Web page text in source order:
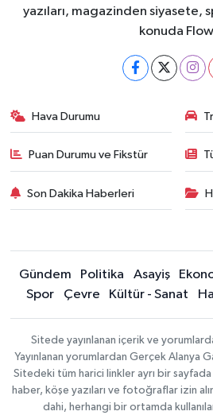
yazıları, magazinden siyasete,
konuda
Hava Durumu
Puan Durumu ve Fikstür
Son Dakika Haberleri
Gündem Politika Asayiş
Spor
Çevre Kültür - Sanat
Sitede yayınlanan içerik ve
Yayınlanan yorumlardan Gerçek Alanya
Sitedeki tüm harici linkler ayrı bir sayfada
haber, köşe yazıları ve fotoğraflar izin
dahi, herhangi bir ortamda